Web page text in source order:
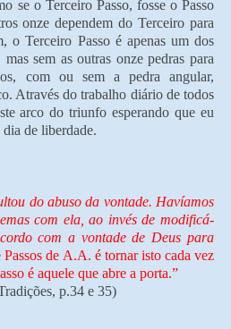
se o Terceiro Passo, fosse o Passo
onze dependem do Terceiro para
o Terceiro Passo é apenas um dos
sem as outras onze pedras para
com ou sem a pedra angular,
Através do trabalho diário de todos
arco do triunfo esperando que eu
dia de liberdade.
do abuso da vontade. Havíamos
com ela, ao invés de modificá-
com a vontade de Deus para
de A.A. é tornar isto cada vez
é aquele que abre a porta.”
p.34 e 35)